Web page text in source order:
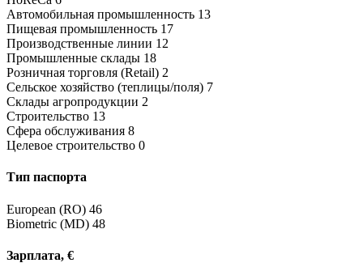
Автомобильная промышленность 13
Пищевая промышленность 17
Производственные линии 12
Промышленные склады 18
Розничная торговля (Retail) 2
Сельское хозяйство (теплицы/поля) 7
Склады агропродукции 2
Строительство 13
Сфера обслуживания 8
Целевое строительство 0
Тип паспорта
European (RO) 46
Biometric (MD) 48
Зарплата, €